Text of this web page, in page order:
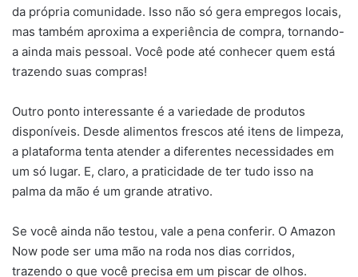
da própria comunidade. Isso não só gera empregos locais,
mas também aproxima a experiência de compra, tornando-
a ainda mais pessoal. Você pode até conhecer quem está
trazendo suas compras!
Outro ponto interessante é a variedade de produtos
disponíveis. Desde alimentos frescos até itens de limpeza,
a plataforma tenta atender a diferentes necessidades em
um só lugar. E, claro, a praticidade de ter tudo isso na
palma da mão é um grande atrativo.
Se você ainda não testou, vale a pena conferir. O Amazon
Now pode ser uma mão na roda nos dias corridos,
trazendo o que você precisa em um piscar de olhos.